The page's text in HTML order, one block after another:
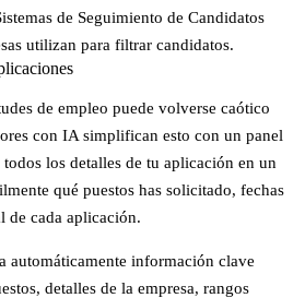
de Seguimiento de Candidatos
utilizan para filtrar candidatos.
de empleo puede volverse caótico
con IA simplifican esto con un panel
los detalles de tu aplicación en un
qué puestos has solicitado, fechas
de cada aplicación.
automáticamente información clave
detalles de la empresa, rangos